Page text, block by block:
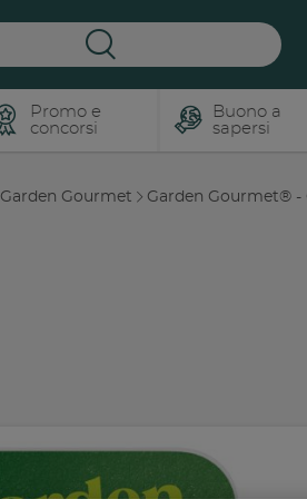
Promo e
concorsi
Buono a
sapersi
Garden Gourmet Garden Gourmet®